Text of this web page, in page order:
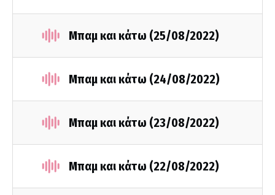
Μπαμ και κάτω (25/08/2022)
Μπαμ και κάτω (24/08/2022)
Μπαμ και κάτω (23/08/2022)
Μπαμ και κάτω (22/08/2022)